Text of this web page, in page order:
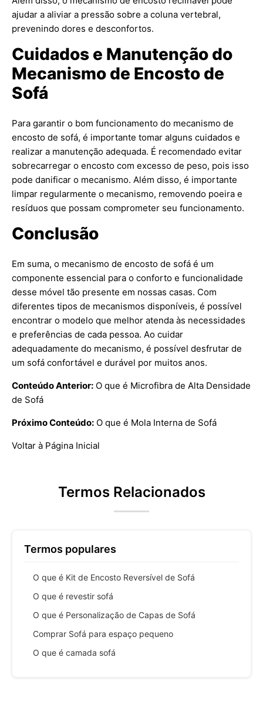
ajudar a aliviar a pressão sobre a coluna vertebral,
prevenindo dores e desconfortos.
Cuidados e Manutenção do
Mecanismo de Encosto de
Sofá
Para garantir o bom funcionamento do mecanismo de
encosto de sofá, é importante tomar alguns cuidados e
realizar a manutenção adequada. É recomendado evitar
sobrecarregar o encosto com excesso de peso, pois isso
pode danificar o mecanismo. Além disso, é importante
limpar regularmente o mecanismo, removendo poeira e
resíduos que possam comprometer seu funcionamento.
Conclusão
Em suma, o mecanismo de encosto de sofá é um
componente essencial para o conforto e funcionalidade
desse móvel tão presente em nossas casas. Com
diferentes tipos de mecanismos disponíveis, é possível
encontrar o modelo que melhor atenda às necessidades
e preferências de cada pessoa. Ao cuidar
adequadamente do mecanismo, é possível desfrutar de
um sofá confortável e durável por muitos anos.
Conteúdo Anterior: O que é Microfibra de Alta Densidade
de Sofá
Próximo Conteúdo: O que é Mola Interna de Sofá
Voltar à Página Inicial
Termos Relacionados
Termos populares
O que é Kit de Encosto Reversível de Sofá
O que é revestir sofá
O que é Personalização de Capas de Sofá
Comprar Sofá para espaço pequeno
O que é camada sofá